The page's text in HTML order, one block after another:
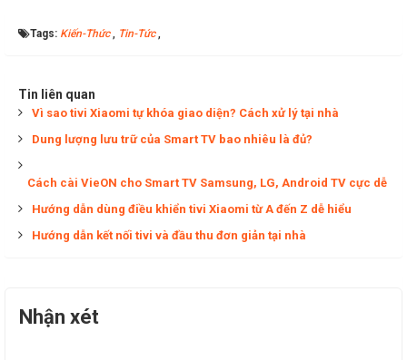
Tags: Kiến-Thức, Tin-Tức,
Tin liên quan
Vì sao tivi Xiaomi tự khóa giao diện? Cách xử lý tại nhà
Dung lượng lưu trữ của Smart TV bao nhiêu là đủ?
Cách cài VieON cho Smart TV Samsung, LG, Android TV cực dễ
Hướng dẫn dùng điều khiển tivi Xiaomi từ A đến Z dễ hiểu
Hướng dẫn kết nối tivi và đầu thu đơn giản tại nhà
Nhận xét